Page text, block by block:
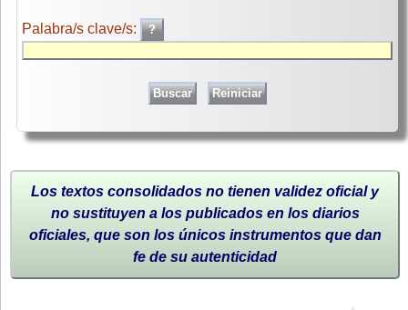
Palabra/s clave/s:
Los textos consolidados no tienen validez oficial y
no sustituyen a los publicados en los diarios
oficiales, que son los únicos instrumentos que dan
fe de su autenticidad